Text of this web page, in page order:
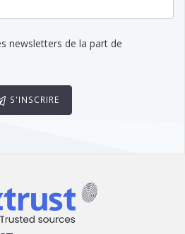
newsletters de la part de
S'INSCRIRE